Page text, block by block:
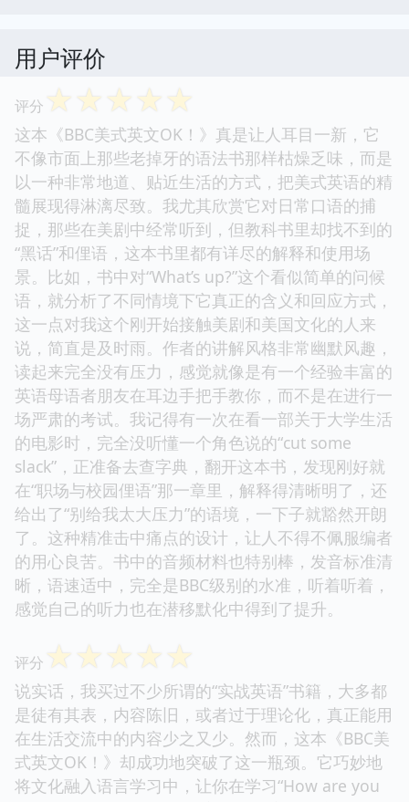
用户评价
评分 ☆☆☆☆☆
这本《BBC美式英文OK！》真是让人耳目一新，它
不像市面上那些老掉牙的语法书那样枯燥乏味，而是
以一种非常地道、贴近生活的方式，把美式英语的精
髓展现得淋漓尽致。我尤其欣赏它对日常口语的捕
捉，那些在美剧中经常听到，但教科书里却找不到的
“黑话”和俚语，这本书里都有详尽的解释和使用场
景。比如，书中对“What’s up?”这个看似简单的问候
语，就分析了不同情境下它真正的含义和回应方式，
这一点对我这个刚开始接触美剧和美国文化的人来
说，简直是及时雨。作者的讲解风格非常幽默风趣，
读起来完全没有压力，感觉就像是有一个经验丰富的
英语母语者朋友在耳边手把手教你，而不是在进行一
场严肃的考试。我记得有一次在看一部关于大学生活
的电影时，完全没听懂一个角色说的“cut some
slack”，正准备去查字典，翻开这本书，发现刚好就
在“职场与校园俚语”那一章里，解释得清晰明了，还
给出了“别给我太大压力”的语境，一下子就豁然开朗
了。这种精准击中痛点的设计，让人不得不佩服编者
的用心良苦。书中的音频材料也特别棒，发音标准清
晰，语速适中，完全是BBC级别的水准，听着听着，
感觉自己的听力也在潜移默化中得到了提升。
评分 ☆☆☆☆☆
说实话，我买过不少所谓的“实战英语”书籍，大多都
是徒有其表，内容陈旧，或者过于理论化，真正能用
在生活交流中的内容少之又少。然而，这本《BBC美
式英文OK！》却成功地突破了这一瓶颈。它巧妙地
将文化融入语言学习中，让你在学习“How are you